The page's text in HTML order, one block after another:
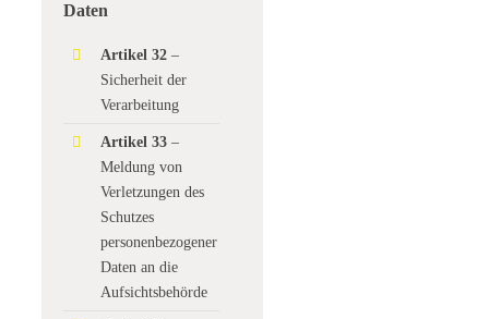
Daten
Artikel 32–
Sicherheit der
Verarbeitung
Artikel 33–
Meldung von
Verletzungen des
Schutzes
personenbezogener
Daten an die
Aufsichtsbehörde